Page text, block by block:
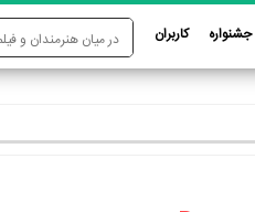
جشنواره کاربران